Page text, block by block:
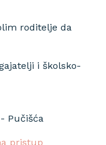
roditelje da
i školsko-
Pučišća
pristup